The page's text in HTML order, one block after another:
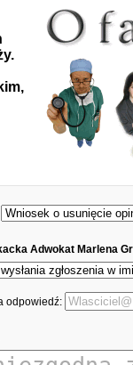
Adwokat Marlena
odpowiedź: